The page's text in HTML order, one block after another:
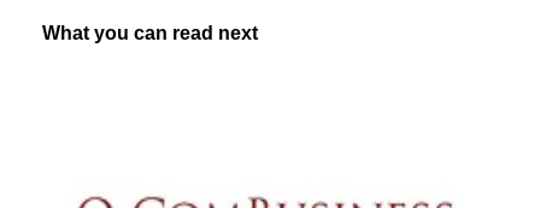
What you can read next